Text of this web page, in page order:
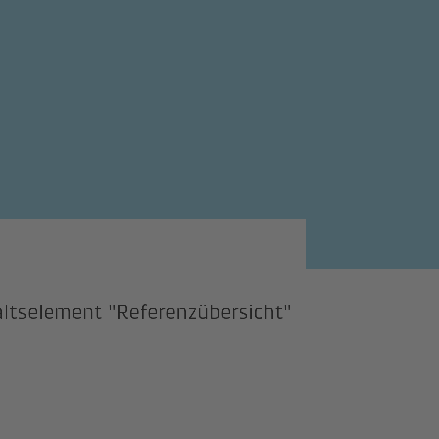
"Referenzübersicht"